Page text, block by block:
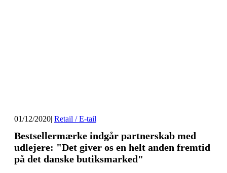
01/12/2020| Retail / E-tail
Bestsellermærke indgår partnerskab med
udlejere: "Det giver os en helt anden fremtid
på det danske butiksmarked"